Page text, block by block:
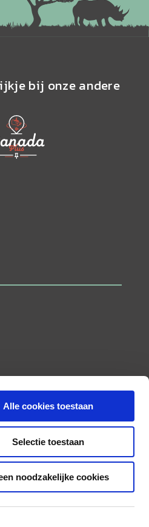
Alle cookies toestaan
Selectie toestaan
noodzakelijke cookies
bij onze andere